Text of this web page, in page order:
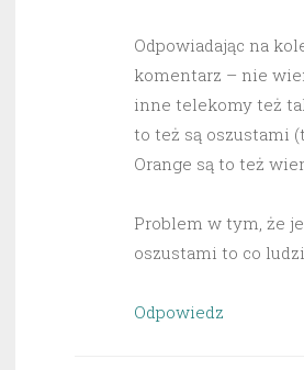
Odpowiadając na
komentarz – nie
inne telekomy też
to też są oszustami
Orange są to też
Problem w tym, że
oszustami to co
Odpowiedz